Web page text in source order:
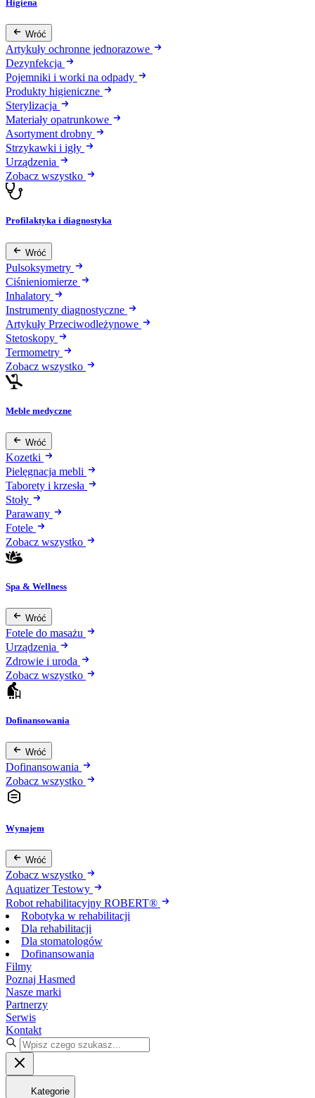
Higiena
Wróć
Artykuły ochronne jednorazowe
Dezynfekcja
Pojemniki i worki na odpady
Produkty higieniczne
Sterylizacja
Materiały opatrunkowe
Asortyment drobny
Strzykawki i igły
Urządzenia
Zobacz wszystko
Profilaktyka i diagnostyka
Wróć
Pulsoksymetry
Ciśnieniomierze
Inhalatory
Instrumenty diagnostyczne
Artykuły Przeciwodleżynowe
Stetoskopy
Termometry
Zobacz wszystko
Meble medyczne
Wróć
Kozetki
Pielęgnacja mebli
Taborety i krzesła
Stoły
Parawany
Fotele
Zobacz wszystko
Spa & Wellness
Wróć
Fotele do masażu
Urządzenia
Zdrowie i uroda
Zobacz wszystko
Dofinansowania
Wróć
Dofinansowania
Zobacz wszystko
Wynajem
Wróć
Zobacz wszystko
Aquatizer Testowy
Robot rehabilitacyjny ROBERT®
Robotyka w rehabilitacji
Dla rehabilitacji
Dla stomatologów
Dofinansowania
Filmy
Poznaj Hasmed
Nasze marki
Partnerzy
Serwis
Kontakt
Kategorie